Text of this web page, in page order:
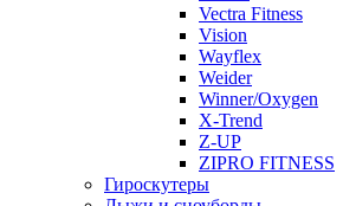
Vectra Fitness
Vision
Wayflex
Weider
Winner/Oxygen
X-Trend
Z-UP
ZIPRO FITNESS
Гироскутеры